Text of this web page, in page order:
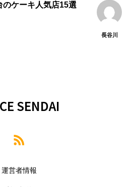
のケーキ人気店15選
長谷川
SENDAI
運営者情報